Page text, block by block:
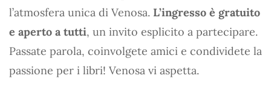
l’atmosfera unica di Venosa. L’ingresso è gratuito
e aperto a tutti, un invito esplicito a partecipare.
Passate parola, coinvolgete amici e condividete la
passione per i libri! Venosa vi aspetta.